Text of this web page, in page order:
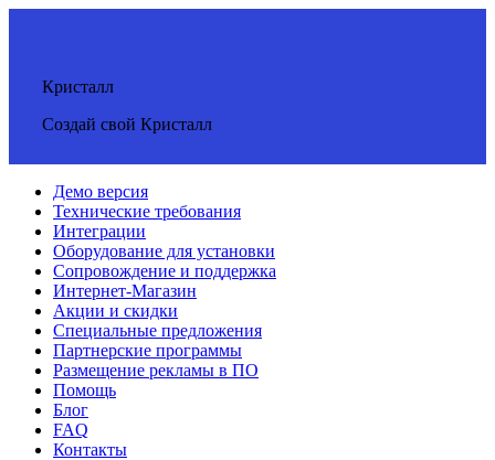
Кристалл
Создай свой Кристалл
Демо версия
Технические требования
Интеграции
Оборудование для установки
Сопровождение и поддержка
Интернет-Магазин
Акции и скидки
Специальные предложения
Партнерские программы
Размещение рекламы в ПО
Помощь
Блог
FAQ
Контакты